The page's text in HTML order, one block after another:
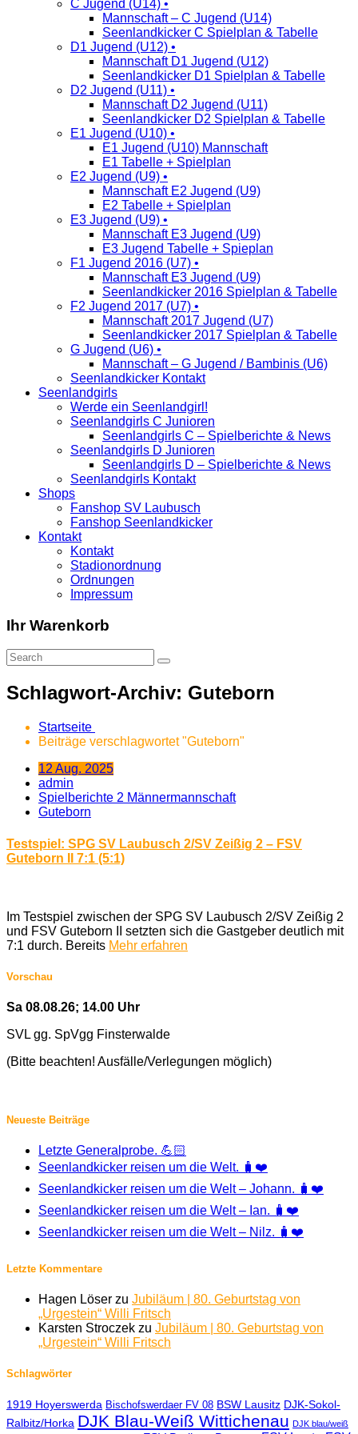
C Jugend (U14) •
Mannschaft – C Jugend (U14)
Seenlandkicker C Spielplan & Tabelle
D1 Jugend (U12) •
Mannschaft D1 Jugend (U12)
Seenlandkicker D1 Spielplan & Tabelle
D2 Jugend (U11) •
Mannschaft D2 Jugend (U11)
Seenlandkicker D2 Spielplan & Tabelle
E1 Jugend (U10) •
E1 Jugend (U10) Mannschaft
E1 Tabelle + Spielplan
E2 Jugend (U9) •
Mannschaft E2 Jugend (U9)
E2 Tabelle + Spielplan
E3 Jugend (U9) •
Mannschaft E3 Jugend (U9)
E3 Jugend Tabelle + Spieplan
F1 Jugend 2016 (U7) •
Mannschaft E3 Jugend (U9)
Seenlandkicker 2016 Spielplan & Tabelle
F2 Jugend 2017 (U7) •
Mannschaft 2017 Jugend (U7)
Seenlandkicker 2017 Spielplan & Tabelle
G Jugend (U6) •
Mannschaft – G Jugend / Bambinis (U6)
Seenlandkicker Kontakt
Seenlandgirls
Werde ein Seenlandgirl!
Seenlandgirls C Junioren
Seenlandgirls C – Spielberichte & News
Seenlandgirls D Junioren
Seenlandgirls D – Spielberichte & News
Seenlandgirls Kontakt
Shops
Fanshop SV Laubusch
Fanshop Seenlandkicker
Kontakt
Kontakt
Stadionordnung
Ordnungen
Impressum
Ihr Warenkorb
Schlagwort-Archiv: Guteborn
Startseite
Beiträge verschlagwortet "Guteborn"
12 Aug. 2025
admin
Spielberichte 2 Männermannschaft
Guteborn
Testspiel: SPG SV Laubusch 2/SV Zeißig 2 – FSV
Guteborn II 7:1 (5:1)
Im Testspiel zwischen der SPG SV Laubusch 2/SV Zeißig 2
und FSV Guteborn II setzten sich die Gastgeber deutlich mit
7:1 durch. Bereits Mehr erfahren
Vorschau
Sa 08.08.26; 14.00 Uhr
SVL gg. SpVgg Finsterwalde
(Bitte beachten! Ausfälle/Verlegungen möglich)
Neueste Beiträge
Letzte Generalprobe. 💪🏻
Seenlandkicker reisen um die Welt. 🧳❤️
Seenlandkicker reisen um die Welt – Johann. 🧳❤️
Seenlandkicker reisen um die Welt – Ian. 🧳❤️
Seenlandkicker reisen um die Welt – Nilz. 🧳❤️
Letzte Kommentare
Hagen Löser zu Jubiläum | 80. Geburtstag von
„Urgestein“ Willi Fritsch
Karsten Stroczek zu Jubiläum | 80. Geburtstag von
„Urgestein“ Willi Fritsch
Schlagwörter
1919 Hoyerswerda Bischofswerdaer FV 08 BSW Lausitz DJK-Sokol-
Ralbitz/Horka DJK Blau-Weiß Wittichenau DJK blau/weiß